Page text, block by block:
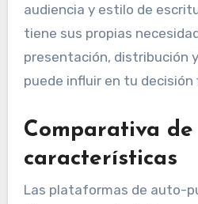
audiencia y estilo de
tiene sus propias
presentación, distribución
puede influir en tu decisión
Comparativa de
características
Las plataformas de auto-